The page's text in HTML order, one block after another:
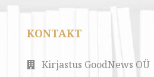
KONTAKT
 Kirjastus GoodNews OÜ